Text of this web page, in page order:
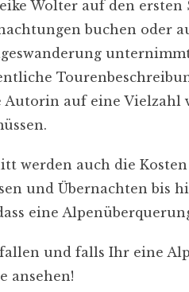
Wolter auf den
buchen oder
Autorin auf eine
werden auch die
und Übernachten bis
eine
und falls Ihr eine
ansehen!